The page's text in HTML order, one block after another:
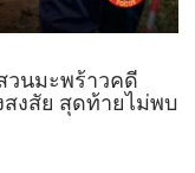
วนมะพร้าวคดี
งสัย สุดท้ายไม่พบ